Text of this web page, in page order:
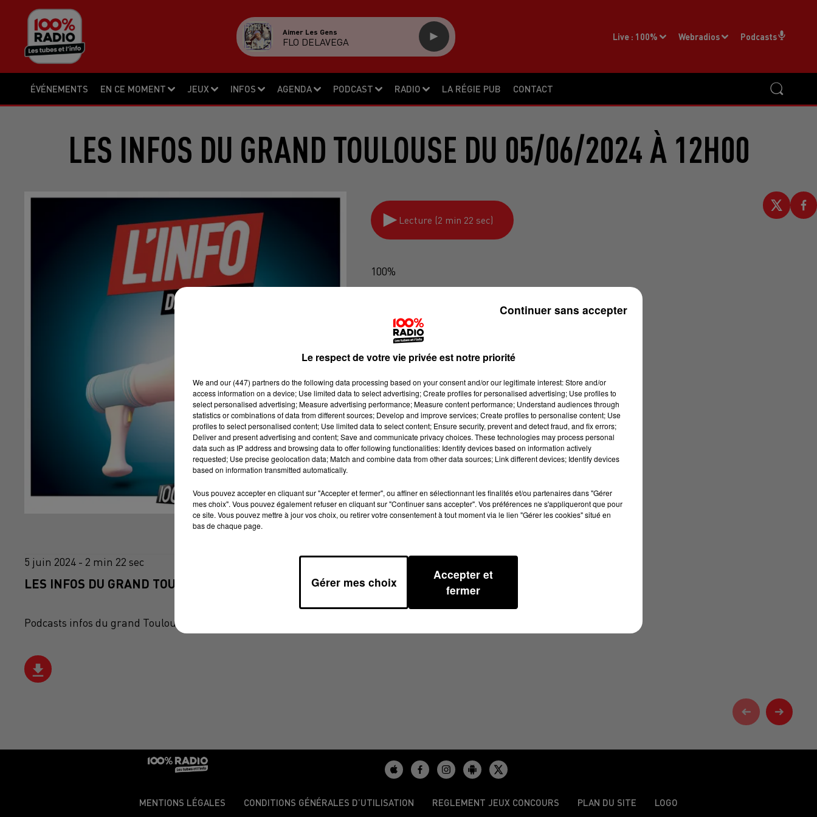
ÉVÉNEMENTS EN CE MOMENT JEUX INFOS AGENDA PODCAST RADIO LA RÉGIE PUB CONTACT
Live : 100% Webradios Podcasts
Aimer Les Gens
FLO DELAVEGA
LES INFOS DU GRAND TOULOUSE DU 05/06/2024 À 12H00
Lecture (2 min 22 sec)
100%
5 juin 2024 - 2 min 22 sec
LES INFOS DU GRAND TOULOUSE DU 05/06/2024 À 12H00
Podcasts infos du grand Toulouse
MENTIONS LÉGALES CONDITIONS GÉNÉRALES D’UTILISATION REGLEMENT JEUX CONCOURS PLAN DU SITE LOGO
Le respect de votre vie privée est notre priorité
We and our (447) partnersdo the following data processing based on your consent and/or our legitimate interest: Store and/or
access information on a device; Use limited data to select advertising; Create profiles for personalised advertising; Use profiles to
select personalised advertising; Measure advertising performance; Measure content performance; Understand audiences through
statistics or combinations of data from different sources; Develop and improve services; Create profiles to personalise content; Use
profiles to select personalised content; Use limited data to select content; Ensure security, prevent and detect fraud, and fix errors;
Deliver and present advertising and content; Save and communicate privacy choices. These technologies may process personal
data such as IP address and browsing data to offer following functionalities: Identify devices based on information actively
requested; Use precise geolocation data; Match and combine data from other data sources; Link different devices; Identify devices
based on information transmitted automatically.
Vous pouvez accepter en cliquant sur "Accepter et fermer", ou affiner en sélectionnant les finalités et/ou partenaires dans "Gérer
mes choix". Vous pouvez également refuser en cliquant sur "Continuer sans accepter". Vos préférences ne s'appliqueront que pour
ce site. Vous pouvez mettre à jour vos choix, ou retirer votre consentement à tout moment via le lien "Gérer les cookies" situé en
bas de chaque page.
Gérer mes choix
Accepter et
fermer
Continuer sans accepter